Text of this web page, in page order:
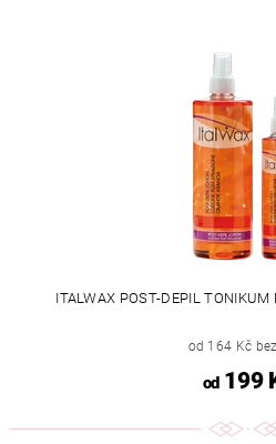
ITALWAX POST-DEPIL TONIKUM
od 164 Kč
od199